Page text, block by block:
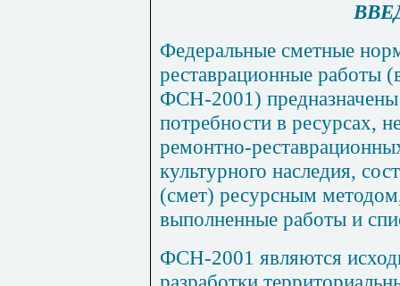
Федеральные сметные
реставрационные работы
ФСН-2001) предназначены
потребности в ресурсах,
ремонтно-реставрационны
культурного наследия,
(смет) ресурсным
выполненные работы и
ФСН-2001 являются
разработки